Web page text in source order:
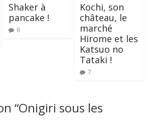
Shaker à
pancake !
6
Kochi, son
château, le
marché
Hirome et les
Katsuo no
Tataki !
7
“Onigiri sous les